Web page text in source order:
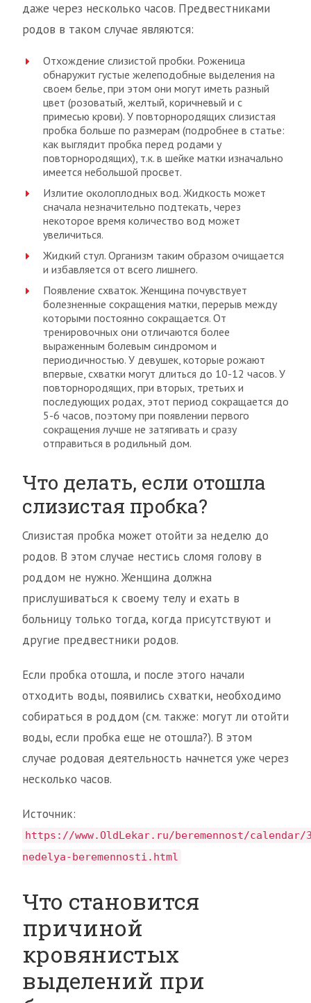
даже через несколько часов. Предвестниками
родов в таком случае являются:
Отхождение слизистой пробки. Роженица
обнаружит густые желеподобные выделения на
своем белье, при этом они могут иметь разный
цвет (розоватый, желтый, коричневый и с
примесью крови). У повторнородящих слизистая
пробка больше по размерам (подробнее в статье:
как выглядит пробка перед родами у
повторнородящих), т.к. в шейке матки изначально
имеется небольшой просвет.
Излитие околоплодных вод. Жидкость может
сначала незначительно подтекать, через
некоторое время количество вод может
увеличиться.
Жидкий стул. Организм таким образом очищается
и избавляется от всего лишнего.
Появление схваток. Женщина почувствует
болезненные сокращения матки, перерыв между
которыми постоянно сокращается. От
тренировочных они отличаются более
выраженным болевым синдромом и
периодичностью. У девушек, которые рожают
впервые, схватки могут длиться до 10-12 часов. У
повторнородящих, при вторых, третьих и
последующих родах, этот период сокращается до
5-6 часов, поэтому при появлении первого
сокращения лучше не затягивать и сразу
отправиться в родильный дом.
Что делать, если отошла
слизистая пробка?
Слизистая пробка может отойти за неделю до
родов. В этом случае нестись сломя голову в
роддом не нужно. Женщина должна
прислушиваться к своему телу и ехать в
больницу только тогда, когда присутствуют и
другие предвестники родов.
Если пробка отошла, и после этого начали
отходить воды, появились схватки, необходимо
собираться в роддом (см. также: могут ли отойти
воды, если пробка еще не отошла?). В этом
случае родовая деятельность начнется уже через
несколько часов.
Источник:
https://www.OldLekar.ru/beremennost/calendar/
nedelya-beremennosti.html
Что становится
причиной
кровянистых
выделений при